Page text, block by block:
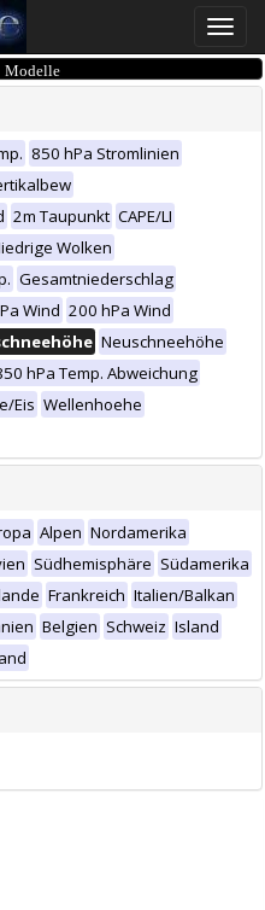
Toggle
850 hPa Stromlinien
2m Taupunkt CAPE/LI
Wolken
Gesamtniederschlag
Wind 200 hPa Wind
Neuschneehöhe
hPa Temp. Abweichung
Eis Wellenhoehe
Alpen Nordamerika
Südhemisphäre Südamerika
Frankreich Italien/Balkan
Belgien Schweiz Island